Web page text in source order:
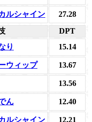
ルシャイン
27.28
DPT
り 15.14
ウィップ 13.67
13.56
ん 12.40
ルシャイン 12.21